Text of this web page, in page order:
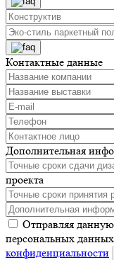
Контактные данные
Дополнительная
проекта
Отправляя
персональных
конфиденциальности